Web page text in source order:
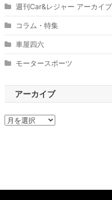
週刊Car&レジャー アーカイブ
コラム・特集
車屋四六
モータースポーツ
アーカイブ
ア